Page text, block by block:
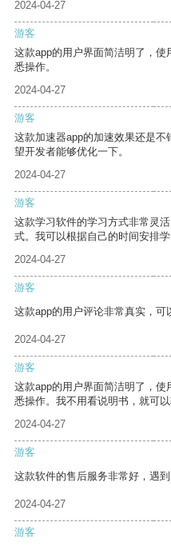
2024-04-27
游客
这款app的用户界面简洁明了，
悉操作。
2024-04-27
游客
这款加速器app的加速效果还是
望开发者能够优化一下。
2024-04-27
游客
这款学习软件的学习方式非常灵
式。我可以根据自己的时间安排学
2024-04-27
游客
这款app的用户评论非常真实，可
2024-04-27
游客
这款app的用户界面简洁明了，
悉操作。我不用看说明书，就可以
2024-04-27
游客
这款软件的售后服务非常好，遇
2024-04-27
游客